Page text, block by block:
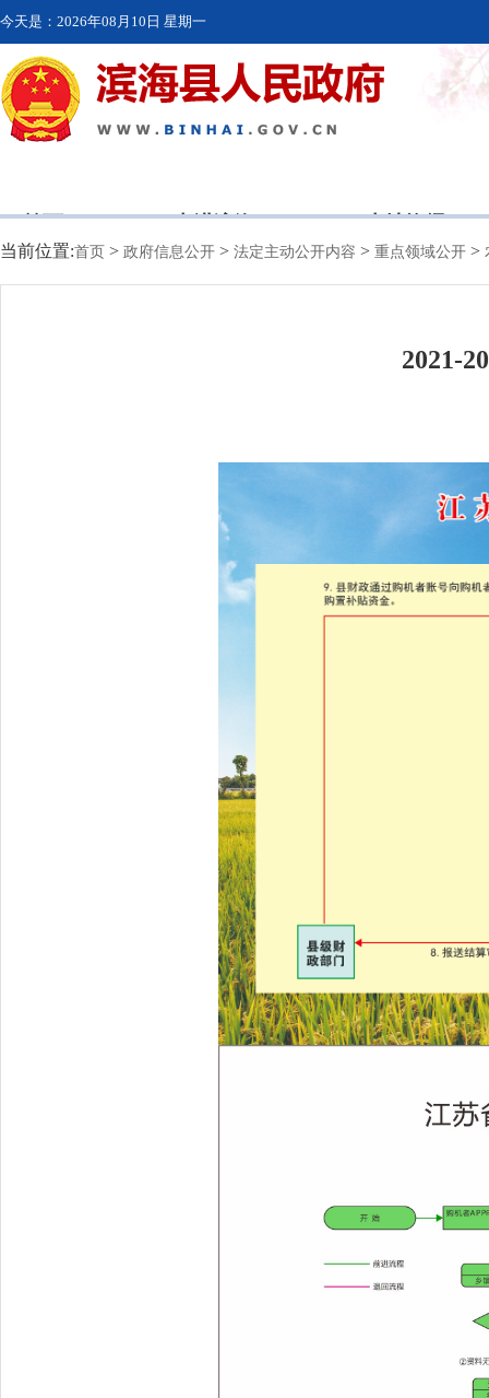
今天是： 2026年08月10日 星期一
首页 走进滨海 本地资讯
当前位置:首页 > 政府信息公开 > 法定主动公开内容 > 重点领域公开 >
2021-